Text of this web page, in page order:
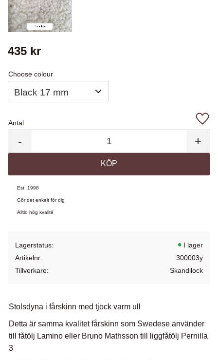
435 kr
Choose colour
Antal
+
-
KÖP
Est. 1998
Gör det enkelt för dig
Alltid hög kvalité
Lagerstatus
I lager
Artikelnr
300003y
Tillverkare
Skandilock
Stolsdyna i fårskinn med tjock varm ull
Detta är samma kvalitet fårskinn som Swedese använder
till fåtölj Lamino eller Bruno Mathsson till liggfåtölj Pernilla
3